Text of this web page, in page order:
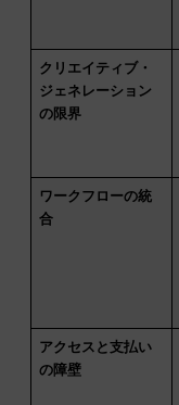
クリエイティブ・
ジェネレーション
の限界
ワークフローの統
合
アクセスと支払い
の障壁